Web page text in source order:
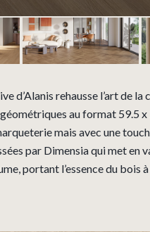
d’Alanis rehausse l’art de la
au format 59.5 x
mais avec une
par Dimensia qui met en
portant l’essence du bois